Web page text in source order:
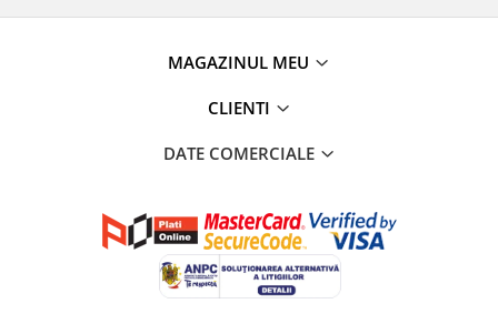
MAGAZINUL MEU
CLIENTI
DATE COMERCIALE